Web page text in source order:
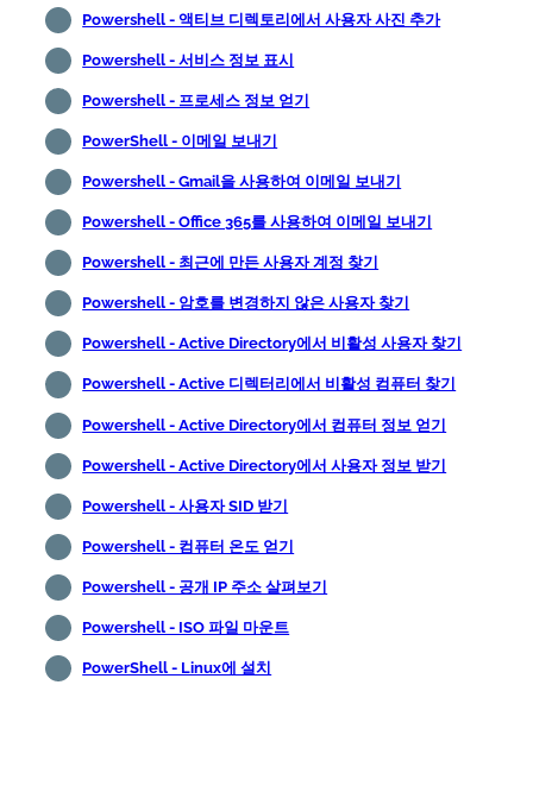
Powershell - 액티브 디렉토리에서 사용자 사진 추가
Powershell - 서비스 정보 표시
Powershell - 프로세스 정보 얻기
PowerShell - 이메일 보내기
Powershell - Gmail을 사용하여 이메일 보내기
Powershell - Office 365를 사용하여 이메일 보내기
Powershell - 최근에 만든 사용자 계정 찾기
Powershell - 암호를 변경하지 않은 사용자 찾기
Powershell - Active Directory에서 비활성 사용자 찾기
Powershell - Active 디렉터리에서 비활성 컴퓨터 찾기
Powershell - Active Directory에서 컴퓨터 정보 얻기
Powershell - Active Directory에서 사용자 정보 받기
Powershell - 사용자 SID 받기
Powershell - 컴퓨터 온도 얻기
Powershell - 공개 IP 주소 살펴보기
Powershell - ISO 파일 마운트
PowerShell - Linux에 설치